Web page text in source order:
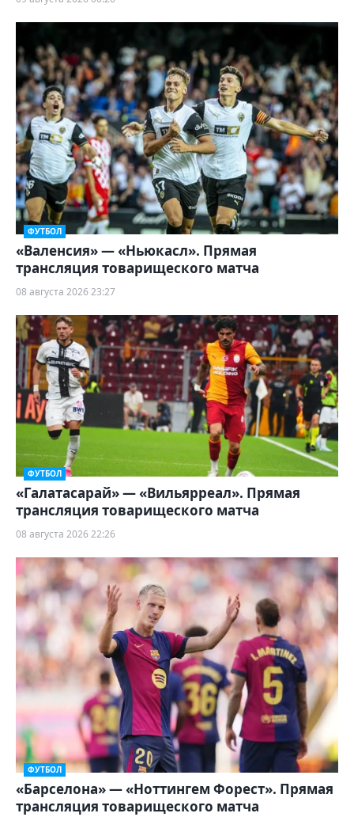
ФУТБОЛ
«Валенсия» — «Ньюкасл». Прямая
трансляция товарищеского матча
08 августа 2026 23:27
ФУТБОЛ
«Галатасарай» — «Вильярреал». Прямая
трансляция товарищеского матча
08 августа 2026 22:26
ФУТБОЛ
«Барселона» — «Ноттингем Форест». Прямая
трансляция товарищеского матча